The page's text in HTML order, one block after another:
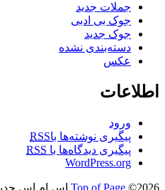
جملات جدید
جوک بی ادبی
جوک جدید
دسته‌بندی نشده
عکس
اطلاعات
ورود
پیگیری نوشته‌ها باRSS
پیگیری دیدگاه‌ها با RSS
WordPress.org
Top of Page ©2026 اس ام اس جدید